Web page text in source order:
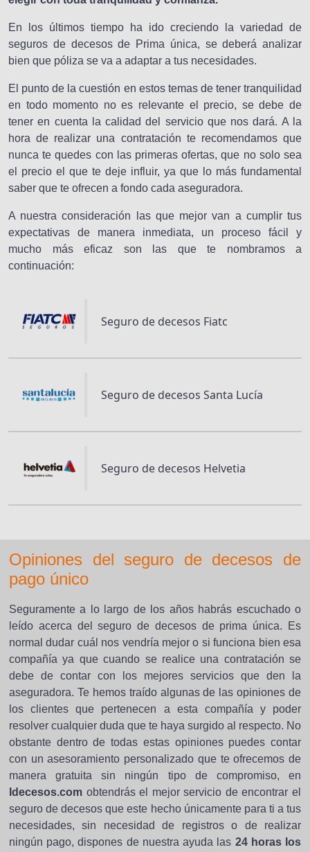
En los últimos tiempo ha ido creciendo la variedad de
seguros de decesos de Prima única, se deberá analizar
bien que póliza se va a adaptar a tus necesidades.
El punto de la cuestión en estos temas de tener tranquilidad
en todo momento no es relevante el precio, se debe de
tener en cuenta la calidad del servicio que nos dará. A la
hora de realizar una contratación te recomendamos que
nunca te quedes con las primeras ofertas, que no solo sea
el precio el que te deje influir, ya que lo más fundamental
saber que te ofrecen a fondo cada aseguradora.
A nuestra consideración las que mejor van a cumplir tus
expectativas de manera inmediata, un proceso fácil y
mucho más eficaz son las que te nombramos a
continuación:
Seguro de decesos Fiatc
Seguro de decesos Santa Lucía
Seguro de decesos Helvetia
Opiniones del seguro de decesos de
pago único
Seguramente a lo largo de los años habrás escuchado o
leído acerca del seguro de decesos de prima única. Es
normal dudar cuál nos vendría mejor o si funciona bien esa
compañía ya que cuando se realice una contratación se
debe de contar con los mejores servicios que den la
aseguradora. Te hemos traído algunas de las opiniones de
los clientes que pertenecen a esta compañía y poder
resolver cualquier duda que te haya surgido al respecto. No
obstante dentro de todas estas opiniones puedes contar
con un asesoramiento personalizado que te ofrecemos de
manera gratuita sin ningún tipo de compromiso, en
Idecesos.com obtendrás el mejor servicio de encontrar el
seguro de decesos que este hecho únicamente para ti a tus
necesidades, sin necesidad de registros o de realizar
ningún pago, dispones de nuestra ayuda las 24 horas los